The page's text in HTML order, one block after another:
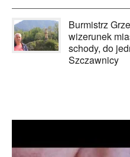
Burmistrz
wizerunek
schody, do
Szczawnicy